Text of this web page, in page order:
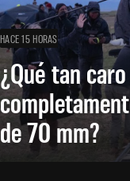
HACE 15 HORAS
¿Qué tan
de 70 mm?